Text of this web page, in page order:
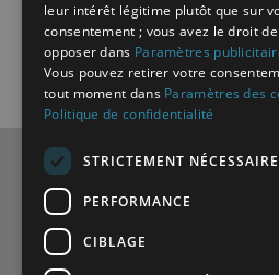
leur intérêt légitime plutôt que sur
consentement ; vous avez le droit
opposer dans Paramètres
Vous pouvez retirer votre
tout moment dans Paramètres des
Politique de confidentialité
STRICTEMENT
PERFORMANCE
CIBLAGE